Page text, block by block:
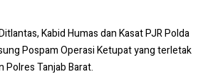
Kabid Humas dan Kasat PJR Polda
Pospam Operasi Ketupat yang terletak
Polres Tanjab Barat.